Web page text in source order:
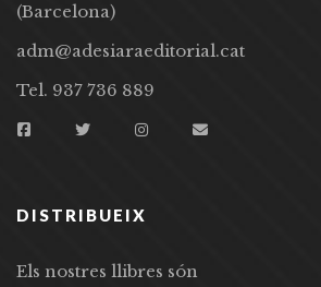
(Barcelona)
adm@adesiaraeditorial.cat
Tel. 937 736 889
DISTRIBUEIX
Els nostres llibres són